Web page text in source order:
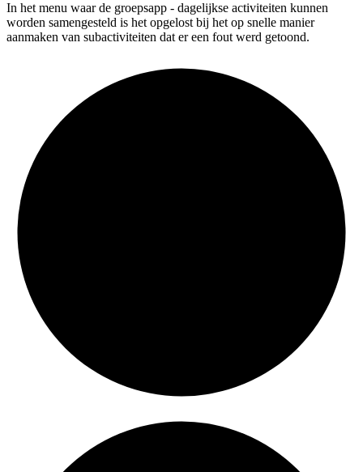
In het menu waar de groepsapp - dagelijkse activiteiten kunnen
worden samengesteld is het opgelost bij het op snelle manier
aanmaken van subactiviteiten dat er een fout werd getoond.